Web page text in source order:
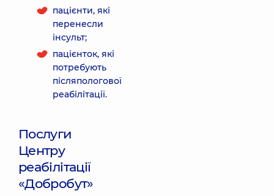
пацієнти, які
перенесли
інсульт;
пацієнток, які
потребують
післяпологової
реабілітації.
Послуги
Центру
реабілітації
«Добробут»